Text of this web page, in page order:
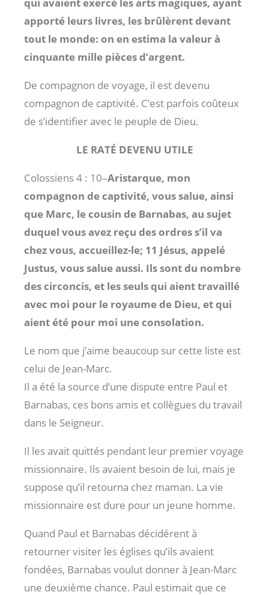
apporté leurs livres, les brûlèrent devant
tout le monde: on en estima la valeur à
cinquante mille pièces d’argent.
De compagnon de voyage, il est devenu
compagnon de captivité. C’est parfois coûteux
de s’identifier avec le peuple de Dieu.
LE RATÉ DEVENU UTILE
Colossiens 4 : 10–Aristarque, mon
compagnon de captivité, vous salue, ainsi
que Marc, le cousin de Barnabas, au sujet
duquel vous avez reçu des ordres s’il va
chez vous, accueillez-le; 11 Jésus, appelé
Justus, vous salue aussi. Ils sont du nombre
des circoncis, et les seuls qui aient travaillé
avec moi pour le royaume de Dieu, et qui
aient été pour moi une consolation.
Le nom que j’aime beaucoup sur cette liste est
celui de Jean-Marc.
Il a été la source d’une dispute entre Paul et
Barnabas, ces bons amis et collègues du travail
dans le Seigneur.
Il les avait quittés pendant leur premier voyage
missionnaire. Ils avaient besoin de lui, mais je
suppose qu’il retourna chez maman. La vie
missionnaire est dure pour un jeune homme.
Quand Paul et Barnabas décidérent à
retourner visiter les églises qu’ils avaient
fondées, Barnabas voulut donner à Jean-Marc
une deuxième chance. Paul estimait que ce